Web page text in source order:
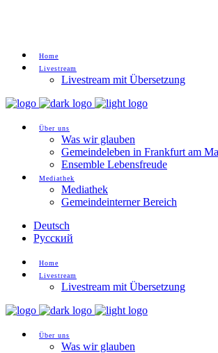
Home
Livestream
Livestream mit Übersetzung
Über uns
Was wir glauben
Gemeindeleben in Frankfurt am
Ensemble Lebensfreude
Mediathek
Mediathek
Gemeindeinterner Bereich
Deutsch
Русский
Home
Livestream
Livestream mit Übersetzung
Über uns
Was wir glauben